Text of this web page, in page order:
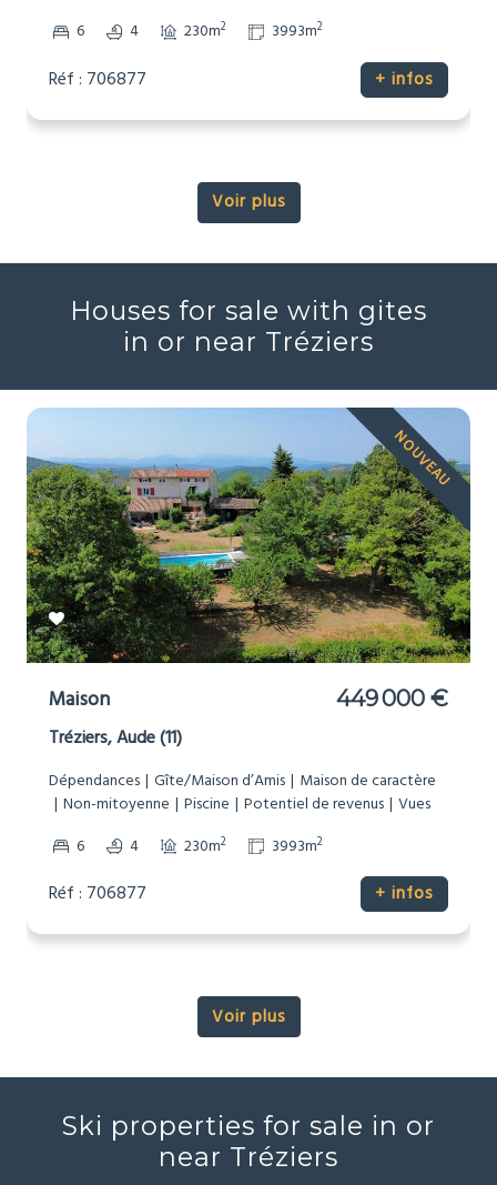
6
4 230m2 3993m2
Réf : 706877 + infos
Voir plus
Houses for sale with gites
in or near Tréziers
NOUVEAU
Maison 449 000 €
Tréziers, Aude (11)
Dépendances Gîte/Maison d’Amis
Maison de caractère
Non-mitoyenne
Piscine Potentiel de revenus Vues
6
4 230m2 3993m2
Réf : 706877 + infos
Voir plus
Ski properties for sale in or
near Tréziers